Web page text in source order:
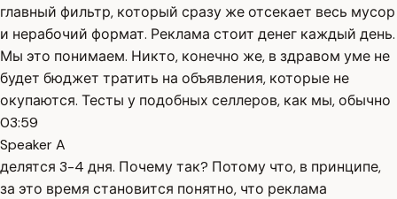
главный фильтр, который сразу же отсекает весь мусор
и нерабочий формат. Реклама стоит денег каждый день.
Мы это понимаем. Никто, конечно же, в здравом уме не
будет бюджет тратить на объявления, которые не
окупаются. Тесты у подобных селлеров, как мы, обычно
03:59
Speaker A
делятся 3-4 дня. Почему так? Потому что, в принципе,
за это время становится понятно, что реклама